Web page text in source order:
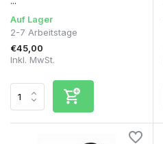
Auf Lager
2-7 Arbeitstage
€45,00
Inkl. MwSt.